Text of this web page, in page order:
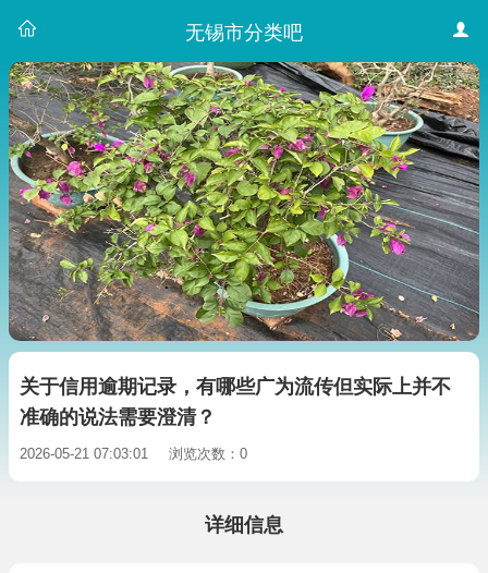
无锡市分类吧
关于信用逾期记录，有哪些广为流传但实际上并不
准确的说法需要澄清？
2026-05-21 07:03:01 浏览次数：0
详细信息